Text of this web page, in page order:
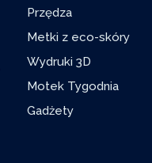
Przędza
Metki z eco-skóry
Wydruki 3D
Motek Tygodnia
Gadżety